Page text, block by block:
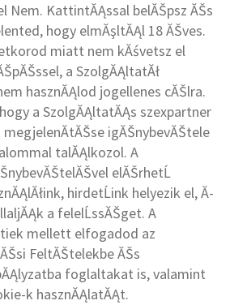
Nem. KattintĂĄssal belĂŠpsz ĂŠs
hogy elmĂşltĂĄl 18 ĂŠves.
miatt nem kĂśvetsz el
a SzolgĂĄltatĂł
hasznĂĄlod jogellenes cĂŠlra.
a SzolgĂĄltatĂĄs szexpartner
megjelenĂ­tĂŠse igĂŠnybevĂŠtele
talĂĄlkozol. A
elĂŠrhetĹ
hirdetĹink helyezik el, Ă­
a felelĹssĂŠget. A
mellett elfogadod az
FeltĂŠtelekbe ĂŠs
foglaltakat is, valamint
k hasznĂĄlatĂĄt.